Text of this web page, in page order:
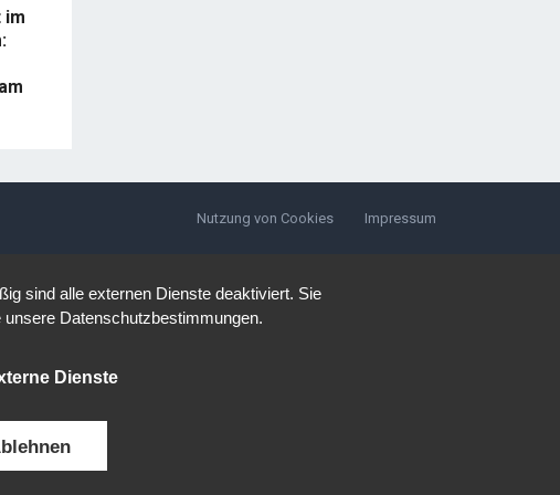
im
Nutzung von Cookies Impressum
sind alle externen Dienste deaktiviert. Sie
Datenschutzbestimmungen.
Dienste